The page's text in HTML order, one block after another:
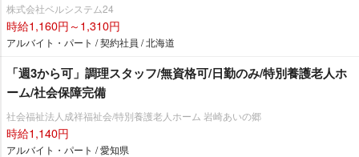
株式会社ベルシステム24
時給1,160円～1,310円
アルバイト・パート / 契約社員 / 北海道
「週3から可」調理スタッフ/無資格可/日勤のみ/特別養護老人ホ
ーム/社会保障完備
社会福祉法人成祥福祉会/特別養護老人ホーム 岩崎あいの郷
時給1,140円
アルバイト・パート / 愛知県